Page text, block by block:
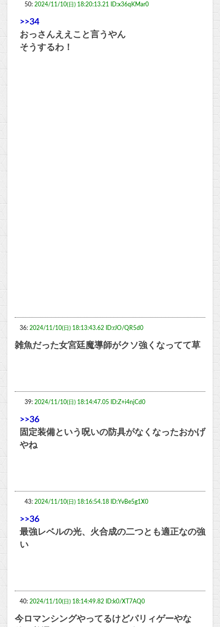
50: 2024/11/10(日) 18:20:13.21 ID:x36qKMar0
>>34
おっさんええこと言うやん
そうするわ！
36: 2024/11/10(日) 18:13:43.62 ID:rJO/QR5d0
雑魚だった女宮廷魔導師がクソ強くなってて草
39: 2024/11/10(日) 18:14:47.05 ID:Z+i4njCd0
>>36
固定装備という呪いの防具がなくなったおかげ
やね
43: 2024/11/10(日) 18:16:54.18 ID:YvBe5g1X0
>>36
最強レベルの光、火合成の二つとも適正なの強
い
40: 2024/11/10(日) 18:14:49.82 ID:k0/XT7AQ0
今ロマンシングやってるけどパリィゲーやな